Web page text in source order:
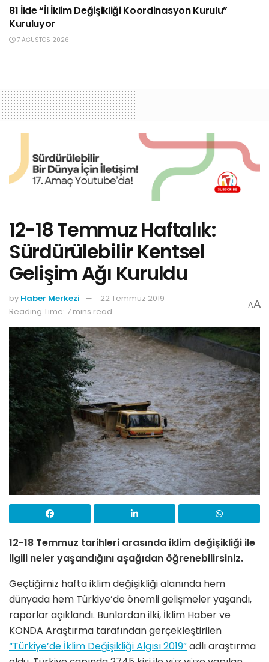
81 İlde “İl İklim Değişikliği Koordinasyon Kurulu”
Kuruluyor
7 AĞUSTOS 2026
12-18 Temmuz Haftalık:
Sürdürülebilir Kentsel
Gelişim Ağı Kuruldu
by Haber Merkezi
22 Temmuz 2019
Reading Time: 7 mins read
AA
12-18 Temmuz tarihleri arasında iklim değişikliği ile
ilgili neler yaşandığını aşağıdan öğrenebilirsiniz.
Geçtiğimiz hafta iklim değişikliği alanında hem
dünyada hem Türkiye’de önemli gelişmeler yaşandı,
raporlar açıklandı. Bunlardan ilki, İklim Haber ve
KONDA Araştırma tarafından gerçekleştirilen
“Türkiye’de İklim Değişikliği Algısı 2019”adlı araştırma